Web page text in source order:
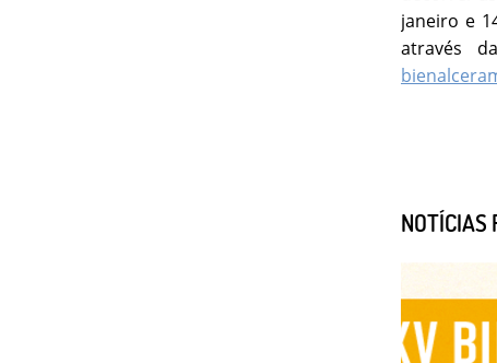
janeiro e
através
NOTÍCIAS